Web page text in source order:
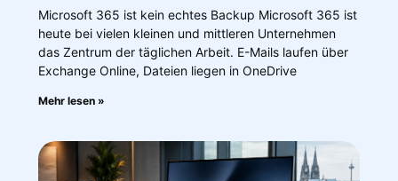
Microsoft 365 ist kein echtes Backup Microsoft 365 ist
heute bei vielen kleinen und mittleren Unternehmen
das Zentrum der täglichen Arbeit. E-Mails laufen über
Exchange Online, Dateien liegen in OneDrive
Mehr lesen »